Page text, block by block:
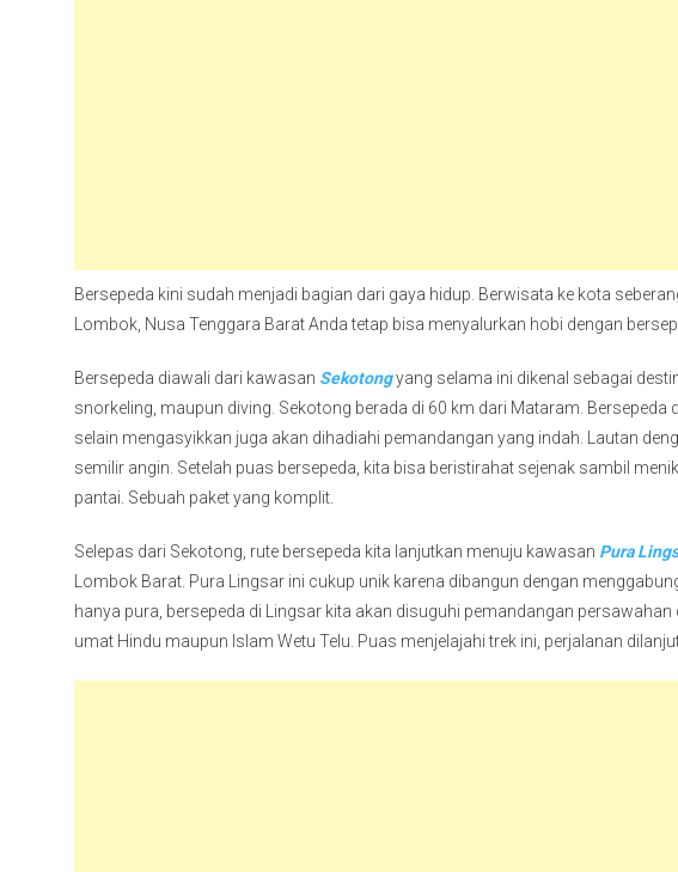
Bersepeda kini sudah menjadi bagian dari gaya hidup. Berwisata ke kota
Lombok, Nusa Tenggara Barat Anda tetap bisa menyalurkan hobi dengan
Bersepeda diawali dari kawasan Sekotongyang selama ini dikenal sebagai
snorkeling, maupun diving. Sekotong berada di 60 km dari Mataram. Bersepeda
selain mengasyikkan juga akan dihadiahi pemandangan yang indah. Lautan
semilir angin. Setelah puas bersepeda, kita bisa beristirahat sejenak sambil
pantai. Sebuah paket yang komplit.
Selepas dari Sekotong, rute bersepeda kita lanjutkan menuju kawasan Pura
Lombok Barat. Pura Lingsar ini cukup unik karena dibangun dengan
hanya pura, bersepeda di Lingsar kita akan disuguhi pemandangan
umat Hindu maupun Islam Wetu Telu. Puas menjelajahi trek ini, perjalanan